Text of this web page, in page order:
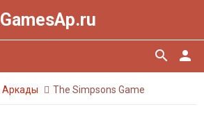
GamesAp.ru
person
search
Аркады The Simpsons Game